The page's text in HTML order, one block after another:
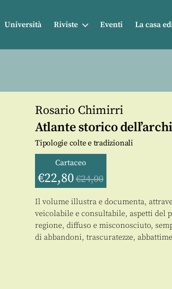
Università Riviste Eventi La casa
Rosario Chimirri
Atlante storico
Tipologie colte e tradizionali
Cartaceo
€22,80 €24,00
Il volume illustra e documenta,
veicolabile e consultabile, aspetti
regione, diffuso e misconosciuto,
di abbandoni, trascuratezze,